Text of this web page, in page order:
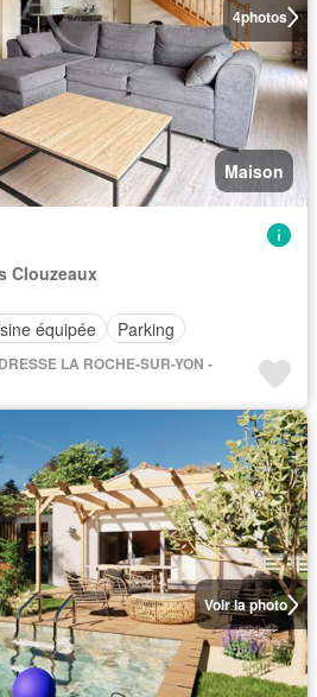
4photos
Maison
Clouzeaux
équipée Parking
LA ROCHE-SUR-YON -
Voir la photo